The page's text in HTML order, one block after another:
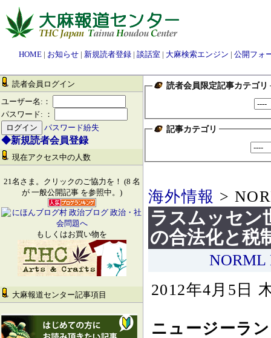
HOME | お知らせ | 新規読者登録 | 談話室 | 大麻検索エンジン | 公開フォ
読者会員ログイン
ユーザー名:：
パスワード: ：
パスワード紛失
◆新規読者会員登録
現在アクセス中の人数
21名さま。クリックのご協力を！ (8 名
が 一般公開記事 を参照中。)
もしくはお買い物を
大麻報道センター記事項目
読者会員限定記事カテゴリ
記事カテゴリ
海外情報 >
ラスムッセン
の合法化と税
NORML
2012年4月5日
ニュージーラ